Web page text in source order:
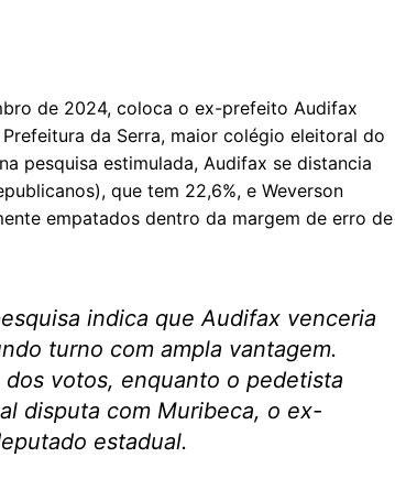
de 2024, coloca o ex-prefeito Audifax
da Serra, maior colégio eleitoral do
pesquisa estimulada, Audifax se distancia
que tem 22,6%, e Weverson
empatados dentro da margem de erro de
indica que Audifax venceria
turno com ampla vantagem.
votos, enquanto o pedetista
disputa com Muribeca, o ex-
estadual.